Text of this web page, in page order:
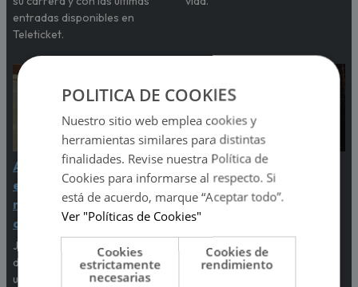
entradas disponibles en
Teleticket.
Ariana Grande recibe
emotivo respaldo de su
madre tras críticas por su
apariencia física
Joan Grande salió en defensa
de la cantante luego de que
usuarios expresaran
Iris Fest por la
alimentación presentará
a La Mosca Tsé-Tsé y Los
Amigos Invisibles
Tras el éxito de su primera
edición, regresa el Iris Fest,
POLITICA DE COOKIES
Nuestro sitio web emplea cookies y
herramientas similares para distintas
finalidades. Revise nuestra Política de
Cookies para informarse al respecto. Si
está de acuerdo, marque “Aceptar todo”.
Ver "Políticas de Cookies"
Cookies
estrictamente
necesarias
Cookies de
rendimiento